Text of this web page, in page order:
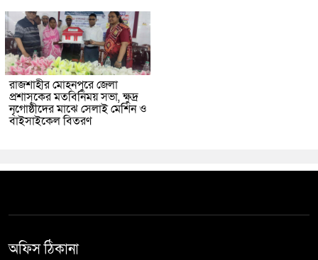
রাজশাহীর মোহনপুরে জেলা
প্রশাসকের মতবিনিময় সভা, ক্ষুদ্র
নৃগোষ্ঠীদের মাঝে সেলাই মেশিন ও
বাইসাইকেল বিতরণ
অফিস ঠিকানা